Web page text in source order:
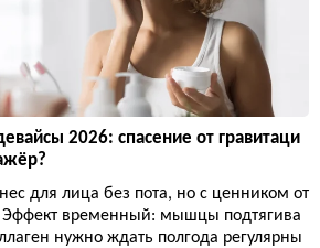
2026: спасение от гравитаци
для лица без пота, но с ценником от
Эффект временный: мышцы подтягива
нужно ждать полгода регулярны